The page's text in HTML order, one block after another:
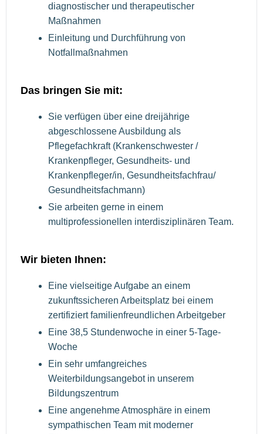
diagnostischer und therapeutischer
Maßnahmen
Einleitung und Durchführung von
Notfallmaßnahmen
Das bringen Sie mit:
Sie verfügen über eine dreijährige
abgeschlossene Ausbildung als
Pflegefachkraft (Krankenschwester /
Krankenpfleger, Gesundheits- und
Krankenpfleger/in, Gesundheitsfachfrau/
Gesundheitsfachmann)
Sie arbeiten gerne in einem
multiprofessionellen interdisziplinären Team.
Wir bieten Ihnen:
Eine vielseitige Aufgabe an einem
zukunftssicheren Arbeitsplatz bei einem
zertifiziert familienfreundlichen Arbeitgeber
Eine 38,5 Stundenwoche in einer 5-Tage-
Woche
Ein sehr umfangreiches
Weiterbildungsangebot in unserem
Bildungszentrum
Eine angenehme Atmosphäre in einem
sympathischen Team mit moderner